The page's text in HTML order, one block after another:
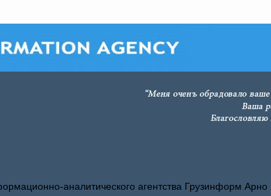
аналитического агентства Грузинформ